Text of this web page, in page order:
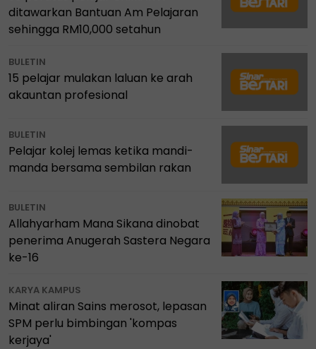
ditawarkan Bantuan Am Pelajaran
sehingga RM10,000 setahun
BULETIN
15 pelajar mulakan laluan ke arah
akauntan profesional
BULETIN
Pelajar kolej lemas ketika mandi-
manda bersama sembilan rakan
BULETIN
Allahyarham Mana Sikana dinobat
penerima Anugerah Sastera Negara
ke-16
KARYA KAMPUS
Minat aliran Sains merosot, lepasan
SPM perlu bimbingan 'kompas
kerjaya'